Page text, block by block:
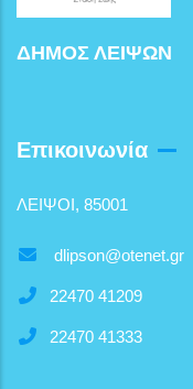
ΔΗΜΟΣ ΛΕΙΨΩΝ
Επικοινωνία
ΛΕΙΨΟΙ, 85001
dlipson@otenet.gr
22470 41209
22470 41333